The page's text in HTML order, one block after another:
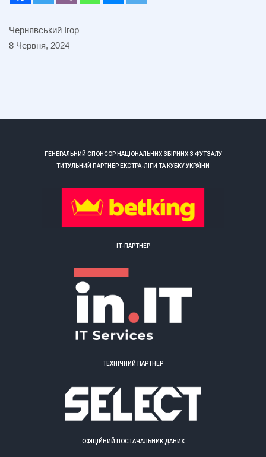
Чернявський Ігор
8 Червня, 2024
ГЕНЕРАЛЬНИЙ СПОНСОР НАЦІОНАЛЬНИХ ЗБІРНИХ З ФУТЗАЛУ
ТИТУЛЬНИЙ ПАРТНЕР ЕКСТРА-ЛІГИ ТА КУБКУ УКРАЇНИ
ІТ-ПАРТНЕР
ТЕХНІЧНИЙ ПАРТНЕР
ОФІЦІЙНИЙ ПОСТАЧАЛЬНИК ДАНИХ